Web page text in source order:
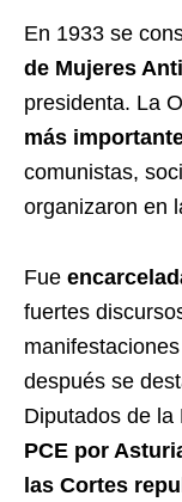
En 1933 se
de Mujeres
presidenta. La
más
comunistas,
organizaron en
Fue
fuertes
después se
Diputados de la
PCE por
las Cortes